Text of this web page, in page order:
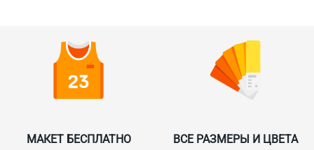
МАКЕТ БЕСПЛАТНО
ВСЕ РАЗМЕРЫ И ЦВЕТА